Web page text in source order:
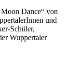
Dance“ von
und
Schüler,
Wuppertaler